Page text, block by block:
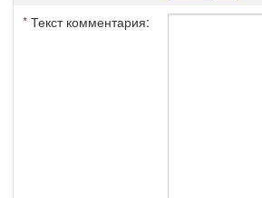
* Текст комментария: